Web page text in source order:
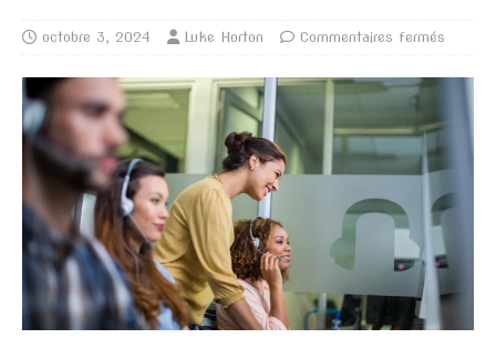
octobre 3, 2024 Luke Horton Commentaires fermés